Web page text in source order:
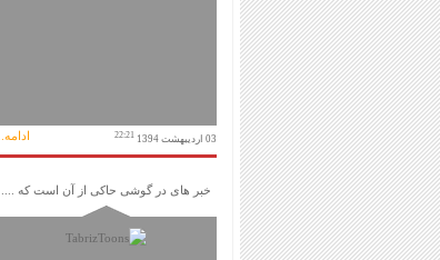
03 اردیبهشت 1394 22:21 ادامه...
خبر های در گوشی حاکی از آن است که ....